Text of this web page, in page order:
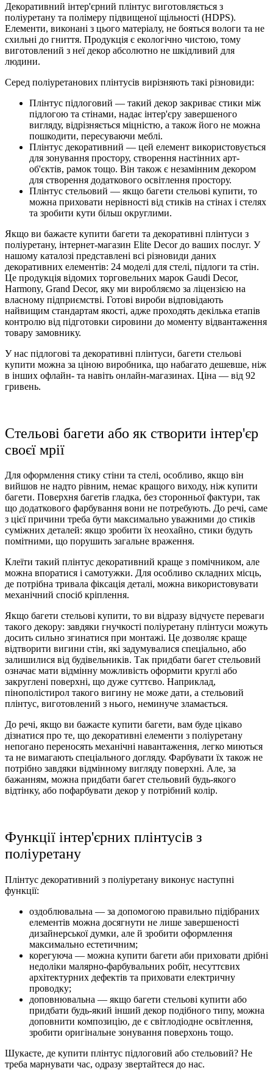
Декоративний інтер'єрний плінтус виготовляється з
поліуретану та полімеру підвищеної щільності (HDPS).
Елементи, виконані з цього матеріалу, не бояться вологи та не
схильні до гниття. Продукція є екологічно чистою, тому
виготовлений з неї декор абсолютно не шкідливий для
людини.
Серед поліуретанових плінтусів вирізняють такі різновиди:
Плінтус підлоговий — такий декор закриває стики між
підлогою та стінами, надає інтер'єру завершеного
вигляду, відрізняється міцністю, а також його не можна
пошкодити, пересуваючи меблі.
Плінтус декоративний — цей елемент використовується
для зонування простору, створення настінних арт-
об'єктів, рамок тощо. Він також є незамінним декором
для створення додаткового освітлення простору.
Плінтус стельовий — якщо багети стельові купити, то
можна приховати нерівності від стиків на стінах і стелях
та зробити кути більш округлими.
Якщо ви бажаєте купити багети та декоративні плінтуси з
поліуретану, інтернет-магазин Elite Decor до ваших послуг. У
нашому каталозі представлені всі різновиди даних
декоративних елементів: 24 моделі для стелі, підлоги та стін.
Це продукція відомих торговельних марок Gaudi Decor,
Harmony, Grand Decor, яку ми виробляємо за ліцензією на
власному підприємстві. Готові вироби відповідають
найвищим стандартам якості, адже проходять декілька етапів
контролю від підготовки сировини до моменту відвантаження
товару замовнику.
У нас підлогові та декоративні плінтуси, багети стельові
купити можна за ціною виробника, що набагато дешевше, ніж
в інших офлайн- та навіть онлайн-магазинах. Ціна — від 92
гривень.
Стельові багети або як створити інтер'єр
своєї мрії
Для оформлення стику стіни та стелі, особливо, якщо він
вийшов не надто рівним, немає кращого виходу, ніж купити
багети. Поверхня багетів гладка, без сторонньої фактури, так
що додаткового фарбування вони не потребують. До речі, саме
з цієї причини треба бути максимально уважними до стиків
суміжних деталей: якщо зробити їх неохайно, стики будуть
помітними, що порушить загальне враження.
Клеїти такий плінтус декоративний краще з помічником, але
можна впоратися і самотужки. Для особливо складних місць,
де потрібна тривала фіксація деталі, можна використовувати
механічний спосіб кріплення.
Якщо багети стельові купити, то ви відразу відчуєте переваги
такого декору: завдяки гнучкості поліуретану плінтуси можуть
досить сильно згинатися при монтажі. Це дозволяє краще
відтворити вигини стін, які задумувалися спеціально, або
залишилися від будівельників. Так придбати багет стельовий
означає мати відмінну можливість оформити круглі або
закруглені поверхні, що дуже суттєво. Наприклад,
пінополістирол такого вигину не може дати, а стельовий
плінтус, виготовлений з нього, неминуче зламається.
До речі, якщо ви бажаєте купити багети, вам буде цікаво
дізнатися про те, що декоративні елементи з поліуретану
непогано переносять механічні навантаження, легко миються
та не вимагають спеціального догляду. Фарбувати їх також не
потрібно завдяки відмінному вигляду поверхні. Але, за
бажанням, можна придбати багет стельовий будь-якого
відтінку, або пофарбувати декор у потрібний колір.
Функції інтер'єрних плінтусів з
поліуретану
Плінтус декоративний з поліуретану виконує наступні
функції:
оздоблювальна — за допомогою правильно підібраних
елементів можна досягнути не лише завершеності
дизайнерської думки, але й зробити оформлення
максимально естетичним;
корегуюча — можна купити багети аби приховати дрібні
недоліки малярно-фарбувальних робіт, несуттєвих
архітектурних дефектів та приховати електричну
проводку;
доповнювальна — якщо багети стельові купити або
придбати будь-який інший декор подібного типу, можна
доповнити композицію, де є світлодіодне освітлення,
зробити оригінальне зонування поверхонь тощо.
Шукаєте, де купити плінтус підлоговий або стельовий? Не
треба марнувати час, одразу звертайтеся до нас.